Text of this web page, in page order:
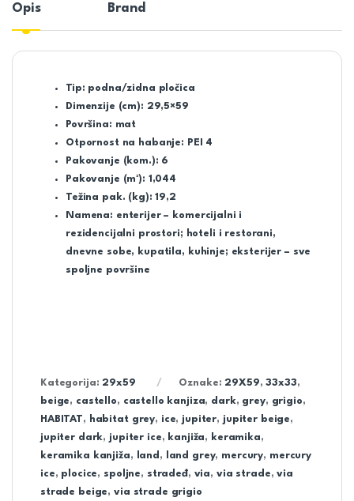
Opis Brand
Tip: podna/zidna pločica
Dimenzije (cm): 29,5×59
Površina: mat
Otpornost na habanje: PEI 4
Pakovanje (kom.): 6
Pakovanje (m²): 1,044
Težina pak. (kg): 19,2
Namena: enterijer – komercijalni i
rezidencijalni prostori; hoteli i restorani,
dnevne sobe, kupatila, kuhinje; eksterijer – sve
spoljne površine
Kategorija:29x59 Oznake:29X59,33x33,
beige, castello, castello kanjiza, dark, grey, grigio,
HABITAT, habitat grey, ice, jupiter, jupiter beige,
jupiter dark, jupiter ice, kanjiža, keramika,
keramika kanjiža, land , land grey, mercury, mercury
ice, plocice, spoljne, stradeđ, via, via strade,via
strade beige,via strade grigio